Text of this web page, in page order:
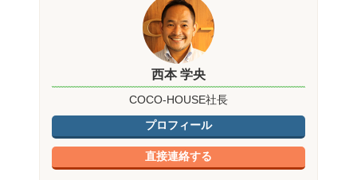
西本 学央
COCO-HOUSE社長
プロフィール
直接連絡する